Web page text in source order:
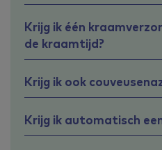
Krijg ik één
de kraamtijd?
Krijg ik ook
Krijg ik automatisch